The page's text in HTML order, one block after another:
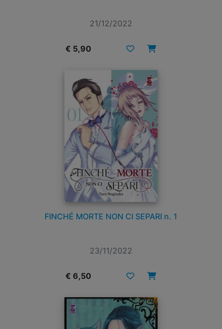
21/12/2022
€ 5,90
FINCHÉ MORTE NON CI SEPARI n. 1
23/11/2022
€ 6,50